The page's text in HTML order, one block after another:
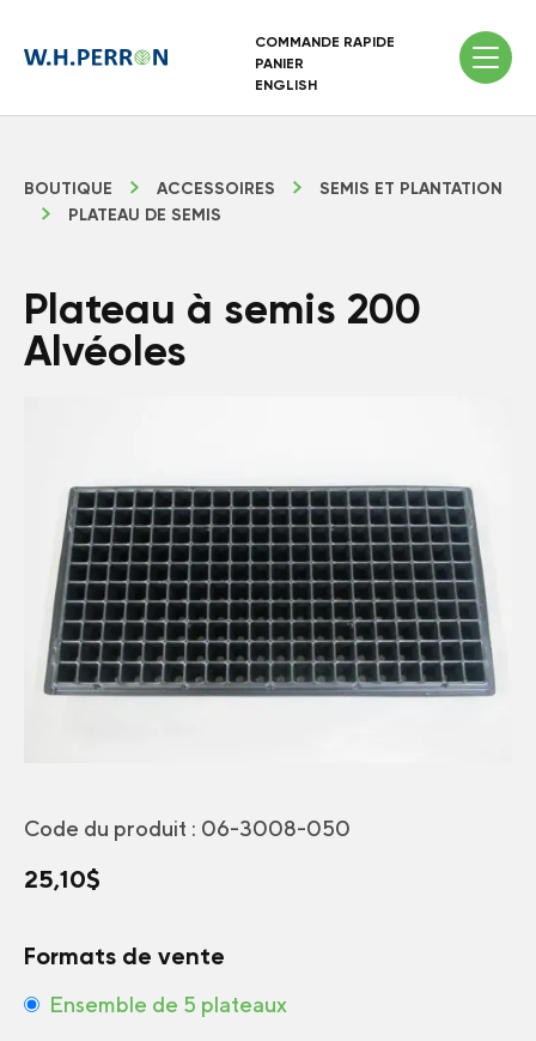
COMMANDE RAPIDE
PANIER
ENGLISH
BOUTIQUE ACCESSOIRES
SEMIS ET PLANTATION
PLATEAU DE SEMIS
Plateau à semis 200
Alvéoles
Code du produit : 06-3008-050
25,10$
Formats de vente
Ensemble de 5 plateaux